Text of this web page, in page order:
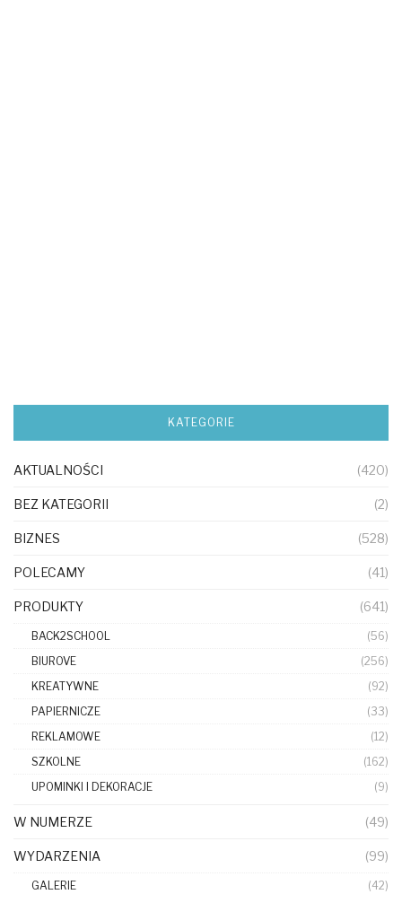
KATEGORIE
AKTUALNOŚCI (420)
BEZ KATEGORII (2)
BIZNES (528)
POLECAMY (41)
PRODUKTY (641)
BACK2SCHOOL
(56)
BIUROVE
(256)
KREATYWNE
(92)
PAPIERNICZE
(33)
REKLAMOWE
(12)
SZKOLNE
(162)
UPOMINKI I DEKORACJE
(9)
W NUMERZE (49)
WYDARZENIA (99)
GALERIE (42)